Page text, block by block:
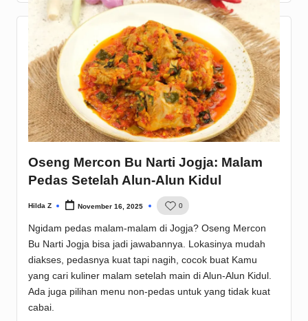
Oseng Mercon Bu Narti Jogja: Malam
Pedas Setelah Alun-Alun Kidul
Posted
Hilda Z November 16, 2025 0
Ngidam pedas malam-malam di Jogja? Oseng Mercon
Bu Narti Jogja bisa jadi jawabannya. Lokasinya mudah
diakses, pedasnya kuat tapi nagih, cocok buat Kamu
yang cari kuliner malam setelah main di Alun-Alun Kidul.
Ada juga pilihan menu non-pedas untuk yang tidak kuat
cabai.